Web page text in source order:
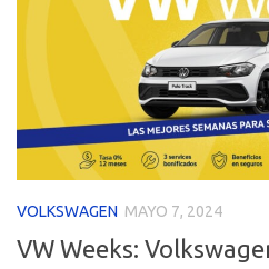
VOLKSWAGEN MAYO 7, 2024
VW Weeks: